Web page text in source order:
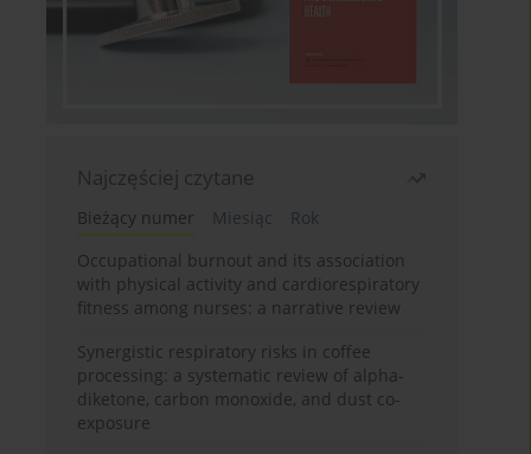
Najczęściej czytane
Bieżący numer Miesiąc
Rok
Occupational burnout and its association
with physical activity and cardiorespiratory
fitness among nurses: a narrative review
Synergistic respiratory risks in coffee
processing: a systematic review of alpha-
diketone, carbon monoxide, and dust co-
exposure